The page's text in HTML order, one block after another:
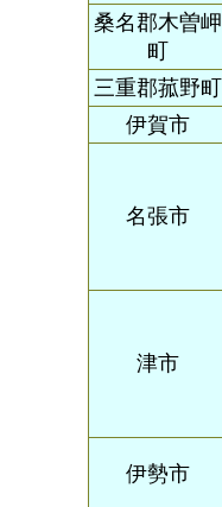
桑名郡木曽岬
町
三重郡菰野町
伊賀市
名張市
津市
伊勢市